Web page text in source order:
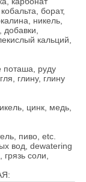
борат,
никель,
добавки,
кальций,
поташа, руду
глину, глину
цинк, медь,
пиво, etc.
вод, dewatering
грязь соли,